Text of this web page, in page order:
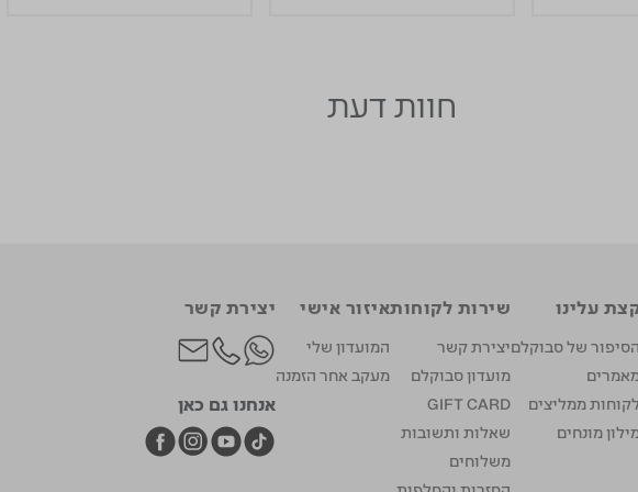
חוות דעת
עלינו
הסיפור של סבוקלם
לקוחות ממליצים
מונחים
שירות לקוחות
יצירת קשר
מועדון סבוקלם
GIFT CARD
שאלות ותשובות
משלוחים
איזור אישי
המועדון שלי
מעקב אחר הזמנה
יצירת קשר
אנחנו גם כאן